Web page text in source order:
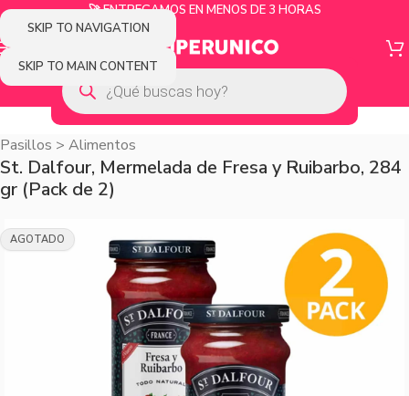
SKIP TO NAVIGATION
SKIP TO MAIN CONTENT
🚀 ENTREGAMOS EN MENOS DE 3 HORAS
Pasillos > Alimentos
St. Dalfour, Mermelada de Fresa y Ruibarbo, 284
gr (Pack de 2)
AGOTADO